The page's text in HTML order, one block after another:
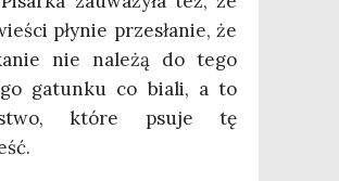
pły­nie prze­sła­nie, że
nie nale­żą do tego
gatun­ku co bia­li, a to
któ­re psu­je tę